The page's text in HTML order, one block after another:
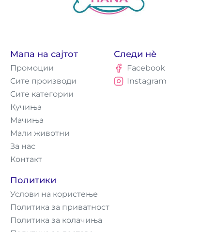
Мапа на сајтот
Промоции
Сите производи
Сите категории
Кучиња
Мачиња
Мали животни
За нас
Контакт
Политики
Услови на користење
Политика за приватност
Политика за колачиња
Следи нè
Facebook
Instagram